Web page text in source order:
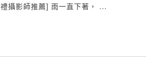
禮攝影師推薦] 雨一直下著， ...